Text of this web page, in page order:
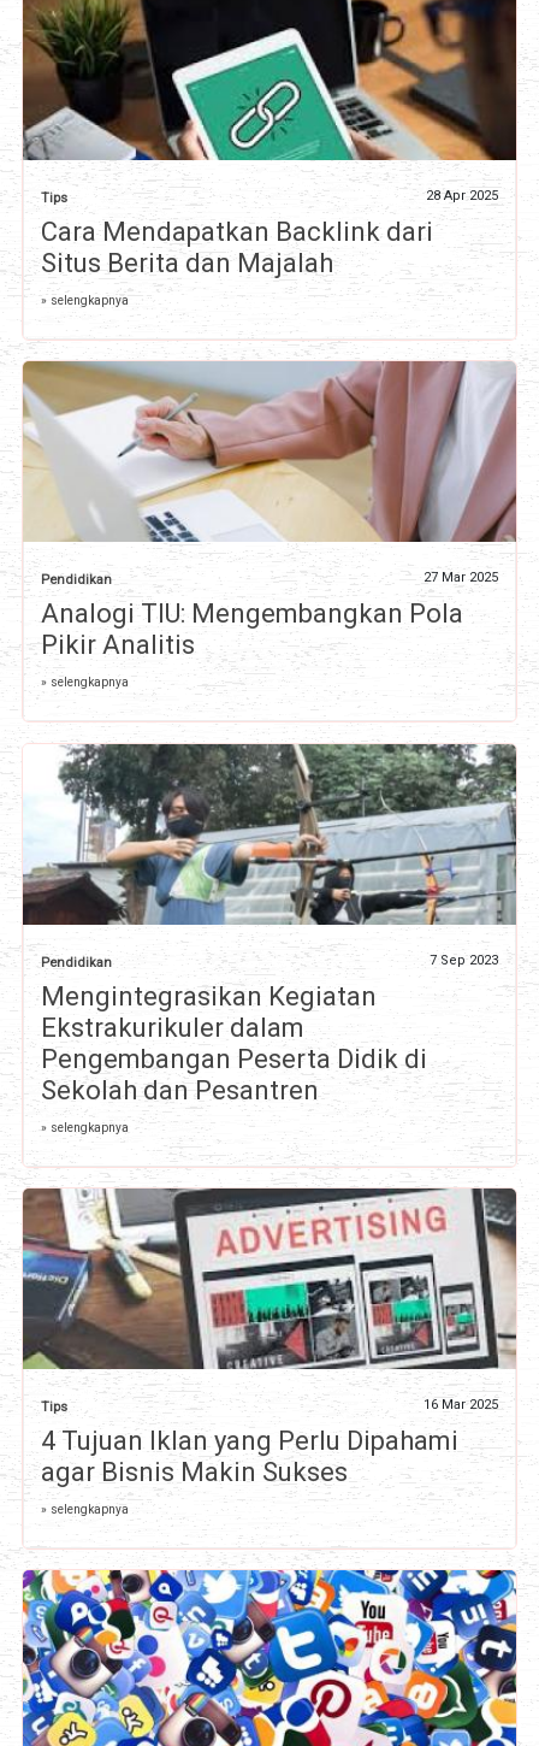
Tips 28 Apr 2025
Cara Mendapatkan Backlink dari
Situs Berita dan Majalah
» selengkapnya
Pendidikan 27 Mar 2025
Analogi TIU: Mengembangkan Pola
Pikir Analitis
» selengkapnya
Pendidikan 7 Sep 2023
Mengintegrasikan Kegiatan
Ekstrakurikuler dalam
Pengembangan Peserta Didik di
Sekolah dan Pesantren
» selengkapnya
Tips 16 Mar 2025
4 Tujuan Iklan yang Perlu Dipahami
agar Bisnis Makin Sukses
» selengkapnya